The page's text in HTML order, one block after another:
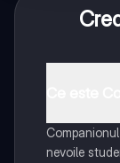
nevoile